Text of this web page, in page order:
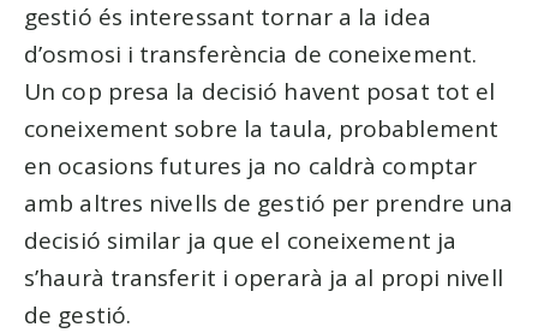
gestió és interessant tornar a la idea
d’osmosi i transferència de coneixement.
Un cop presa la decisió havent posat tot el
coneixement sobre la taula, probablement
en ocasions futures ja no caldrà comptar
amb altres nivells de gestió per prendre una
decisió similar ja que el coneixement ja
s’haurà transferit i operarà ja al propi nivell
de gestió.